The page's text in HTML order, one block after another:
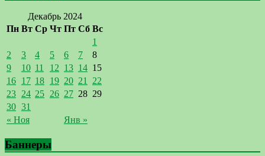
Декабрь 2024
Пн Вт Ср Чт Пт Сб Вс
« Ноя Янв »
1
2
3 4 5 6 7
8
9
10 11 12 13 14 15
16 17 18 19 20 21 22
23 24 25 26 27 28 29
30 31
Баннеры